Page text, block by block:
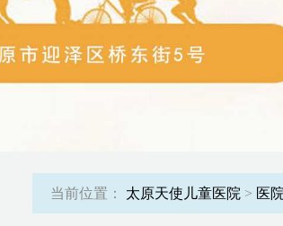
当前位置： 太原天使儿童医院 > 医